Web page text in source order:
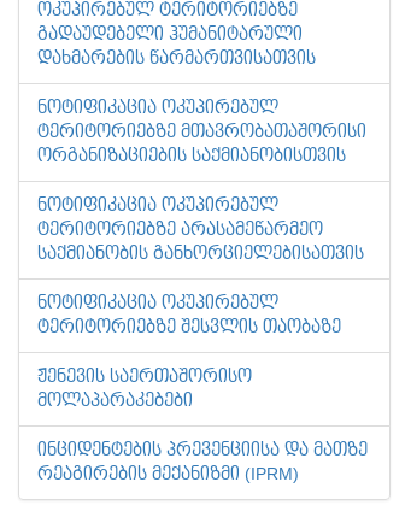
ᲝᲙᲣᲞᲘᲠᲔᲑᲣᲚ ᲢᲔᲠᲘᲢᲝᲠᲘᲔᲑᲖᲔ
ᲒᲐᲓᲐᲣᲓᲔᲑᲔᲚᲘ ᲰᲣᲛᲐᲜᲘᲢᲐᲠᲣᲚᲘ
ᲓᲐᲮᲛᲐᲠᲔᲑᲘᲡ ᲬᲐᲠᲛᲐᲠᲗᲕᲘᲡᲐᲗᲕᲘᲡ
ᲜᲝᲢᲘᲤᲘᲙᲐᲪᲘᲐ ᲝᲙᲣᲞᲘᲠᲔᲑᲣᲚ
ᲢᲔᲠᲘᲢᲝᲠᲘᲔᲑᲖᲔ ᲛᲗᲐᲕᲠᲝᲑᲐᲗᲐᲨᲝᲠᲘᲡᲘ
ᲝᲠᲒᲐᲜᲘᲖᲐᲪᲘᲔᲑᲘᲡ ᲡᲐᲥᲛᲘᲐᲜᲝᲑᲘᲡᲗᲕᲘᲡ
ᲜᲝᲢᲘᲤᲘᲙᲐᲪᲘᲐ ᲝᲙᲣᲞᲘᲠᲔᲑᲣᲚ
ᲢᲔᲠᲘᲢᲝᲠᲘᲔᲑᲖᲔ ᲐᲠᲐᲡᲐᲛᲔᲬᲐᲠᲛᲔᲝ
ᲡᲐᲥᲛᲘᲐᲜᲝᲑᲘᲡ ᲒᲐᲜᲮᲝᲠᲪᲘᲔᲚᲔᲑᲘᲡᲐᲗᲕᲘᲡ
ᲜᲝᲢᲘᲤᲘᲙᲐᲪᲘᲐ ᲝᲙᲣᲞᲘᲠᲔᲑᲣᲚ
ᲢᲔᲠᲘᲢᲝᲠᲘᲔᲑᲖᲔ ᲨᲔᲡᲕᲚᲘᲡ ᲗᲐᲝᲑᲐᲖᲔ
ᲟᲔᲜᲔᲕᲘᲡ ᲡᲐᲔᲠᲗᲐᲨᲝᲠᲘᲡᲝ
ᲛᲝᲚᲐᲞᲐᲠᲐᲙᲔᲑᲔᲑᲘ
ᲘᲜᲪᲘᲓᲔᲜᲢᲔᲑᲘᲡ ᲞᲠᲔᲕᲔᲜᲪᲘᲘᲡᲐ ᲓᲐ ᲛᲐᲗᲖᲔ
ᲠᲔᲐᲒᲘᲠᲔᲑᲘᲡ ᲛᲔᲥᲐᲜᲘᲖᲛᲘ (IPRM)